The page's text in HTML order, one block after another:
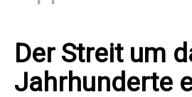
Der Streit um
Jahrhunderte